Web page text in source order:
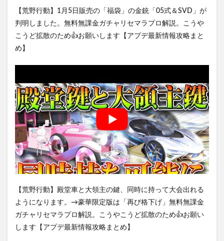
【荒野行動】1月5日販売の「福袋」の金銃「05式＆SVD」が
判明しました。無料無課金ガチャリセマラプロ解説。こうや
こうど拡散のため👍お願いします【アプデ最新情報攻略まと
め】
【荒野行動】殿堂車と大領主の鍵、同時に持って大会出れる
ようになります。→豪華限定版は「再び格下げ」無料無課金
ガチャリセマラプロ解説。こうやこうど拡散のため👍お願い
します【アプデ最新情報攻略まとめ】